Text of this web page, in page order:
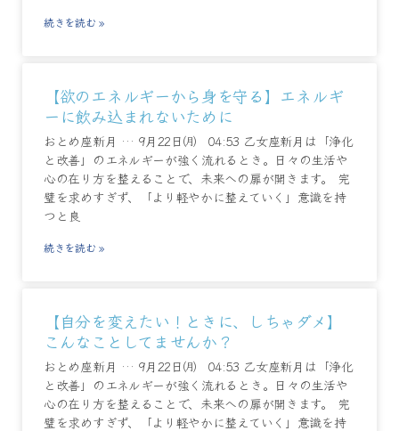
続きを読む »
【欲のエネルギーから身を守る】エネルギ
ーに飲み込まれないために
おとめ座新月 … 9月22日㈪ 04:53 乙女座新月は「浄化
と改善」のエネルギーが強く流れるとき。日々の生活や
心の在り方を整えることで、未来への扉が開きます。 完
璧を求めすぎず、「より軽やかに整えていく」意識を持
つと良
続きを読む »
【自分を変えたい！ときに、しちゃダメ】
こんなことしてませんか？
おとめ座新月 … 9月22日㈪ 04:53 乙女座新月は「浄化
と改善」のエネルギーが強く流れるとき。日々の生活や
心の在り方を整えることで、未来への扉が開きます。 完
璧を求めすぎず、「より軽やかに整えていく」意識を持